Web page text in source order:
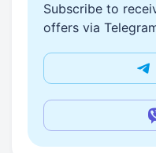
Subscribe to
offers via